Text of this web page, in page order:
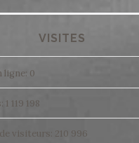
VISITES
ligne: 0
1 119 198
visiteurs: 210 996